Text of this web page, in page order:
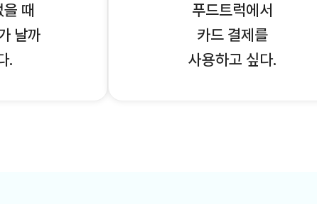
때
날까
.
푸드트럭에서
카드 결제를
사용하고 싶다.